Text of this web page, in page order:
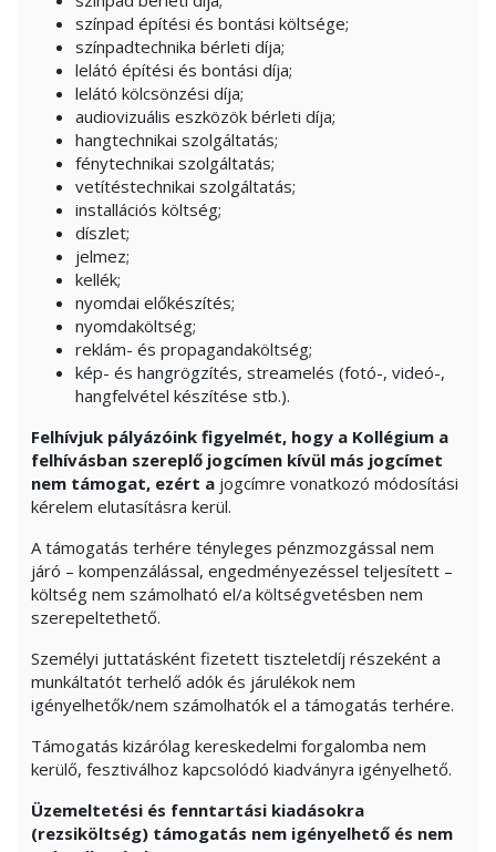
színpad építési és bontási költsége;
színpadtechnika bérleti díja;
lelátó építési és bontási díja;
lelátó kölcsönzési díja;
audiovizuális eszközök bérleti díja;
hangtechnikai szolgáltatás;
fénytechnikai szolgáltatás;
vetítéstechnikai szolgáltatás;
installációs költség;
díszlet;
jelmez;
kellék;
nyomdai előkészítés;
nyomdaköltség;
reklám- és propagandaköltség;
kép- és hangrögzítés, streamelés (fotó-, videó-,
hangfelvétel készítése stb.).
Felhívjuk pályázóink figyelmét, hogy a Kollégium a
felhívásban szereplő jogcímen kívül más jogcímet
nem támogat, ezért a jogcímre vonatkozó módosítási
kérelem elutasításra kerül.
A támogatás terhére tényleges pénzmozgással nem
járó – kompenzálással, engedményezéssel teljesített –
költség nem számolható el/a költségvetésben nem
szerepeltethető.
Személyi juttatásként fizetett tiszteletdíj részeként a
munkáltatót terhelő adók és járulékok nem
igényelhetők/nem számolhatók el a támogatás terhére.
Támogatás kizárólag kereskedelmi forgalomba nem
kerülő, fesztiválhoz kapcsolódó kiadványra igényelhető.
Üzemeltetési és fenntartási kiadásokra
(rezsiköltség) támogatás nem igényelhető és nem